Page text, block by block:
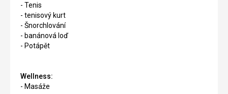
- Tenis
- tenisový kurt
- Šnorchlování
- banánová loď
- Potápět
Wellness:
- Masáže